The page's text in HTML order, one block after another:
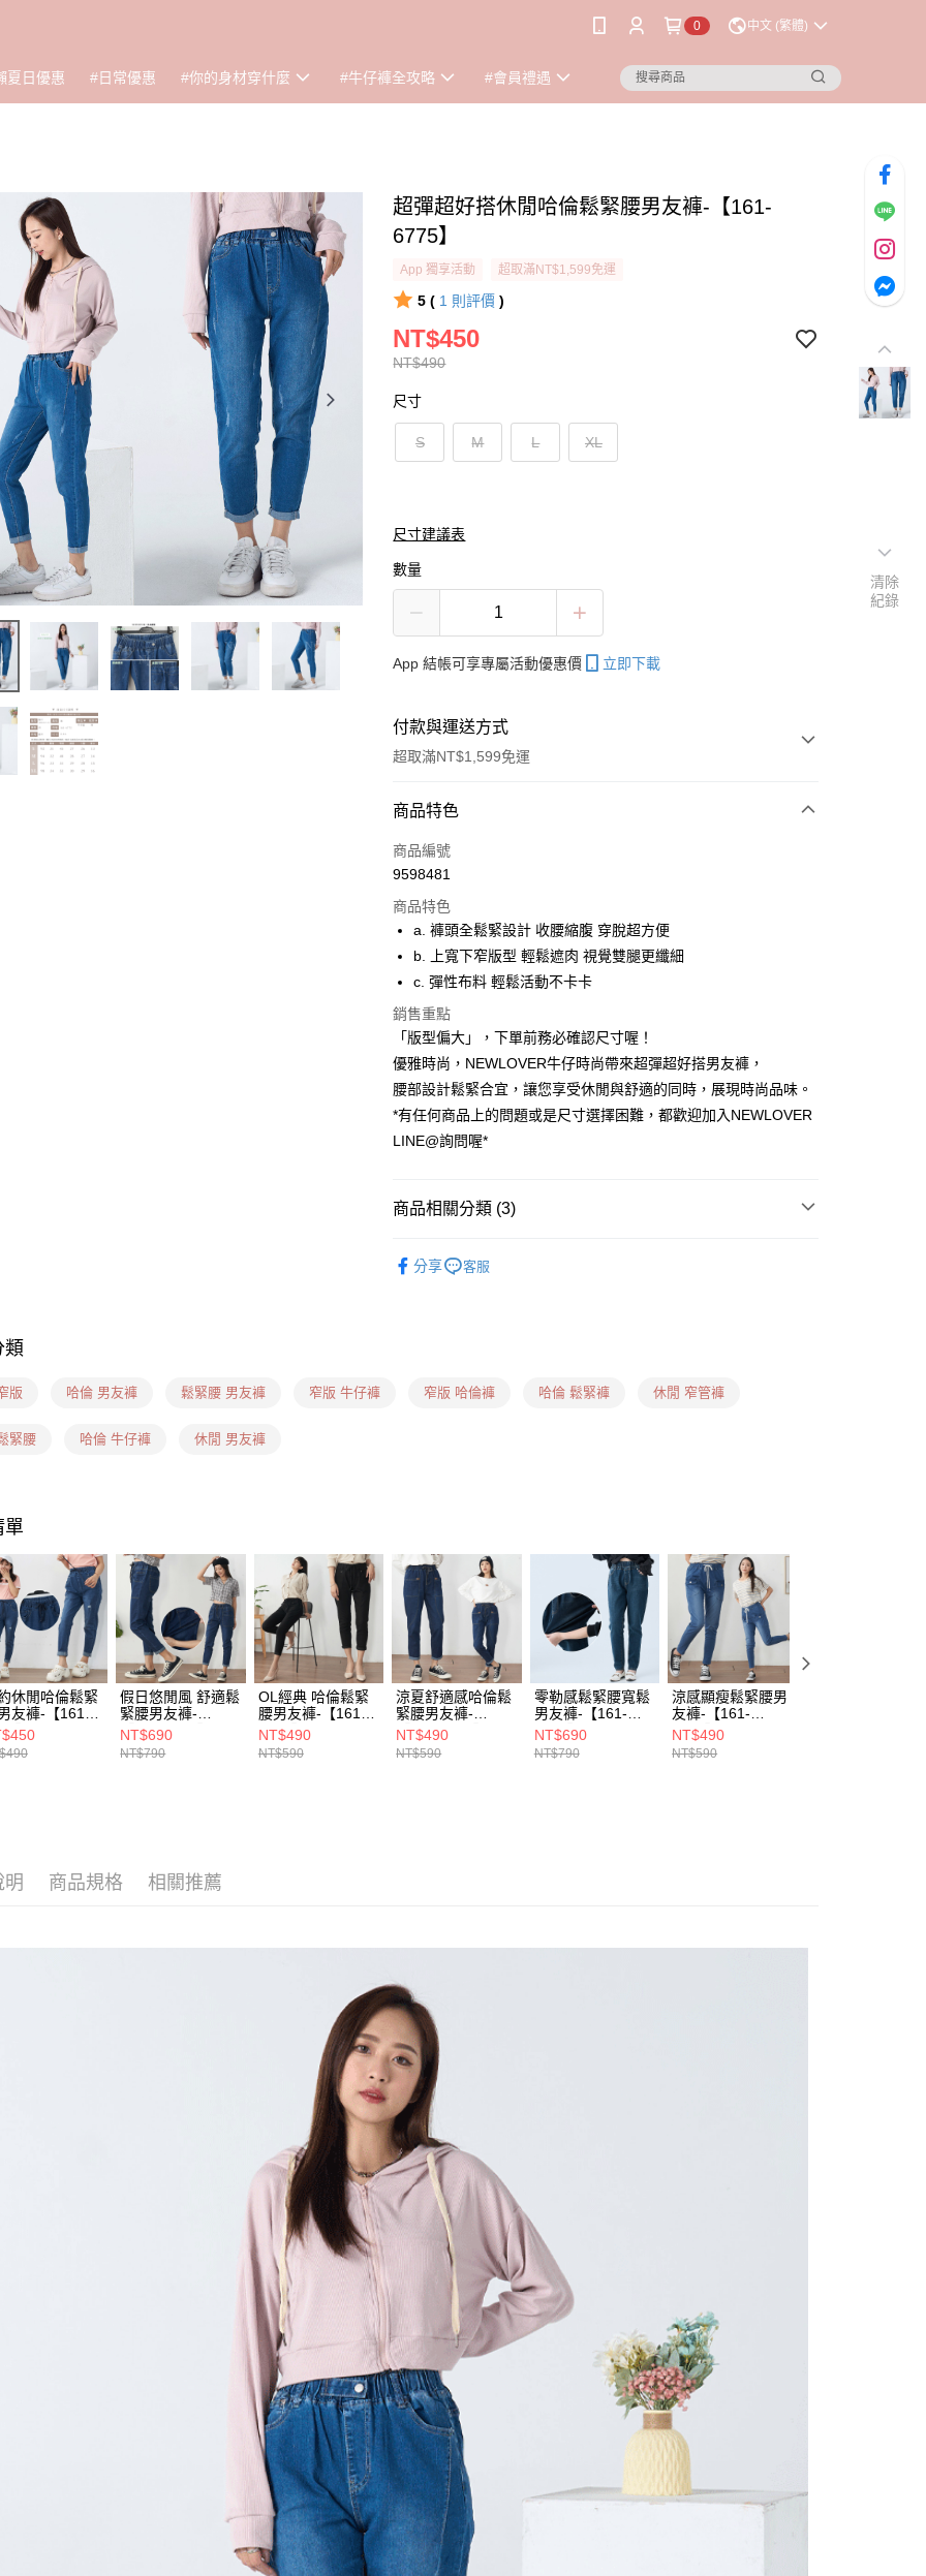
0 中文 (繁體)
夏日優惠 #日常優惠 #你的身材穿什麼 #牛仔褲全攻略 #會員禮遇
超彈超好搭休閒哈倫鬆緊腰男友褲-【161-
6775】
App 獨享活動 超取滿NT$1,599免運
5 ( 1 則評價 )
NT$490
NT$450
尺寸
S M L XL
尺寸建議表
數量
App 結帳可享專屬活動優惠價 立即下載
付款與運送方式
超取滿NT$1,599免運
付款方式
信用卡一次付款
LINE Pay
ATM付款
運送方式
貨到付款
每筆NT$60，滿NT$1,599(含以上)免運費
每筆NT$60，滿NT$1,599(含以上)免運費
每筆NT$60，滿NT$1,599(含以上)免運費
每筆NT$100，滿NT$1,899(含以上)免運費
商品特色
商品編號
9598481
商品特色
a. 褲頭全鬆緊設計 收腰縮腹 穿脫超方便
b. 上寬下窄版型 輕鬆遮肉 視覺雙腿更纖細
c. 彈性布料 輕鬆活動不卡卡
銷售重點
「版型偏大」，下單前務必確認尺寸喔！
優雅時尚，NEWLOVER牛仔時尚帶來超彈超好搭男友褲，
腰部設計鬆緊合宜，讓您享受休閒與舒適的同時，展現時尚品味。
*有任何商品上的問題或是尺寸選擇困難，都歡迎加入NEWLOVER
LINE@詢問喔*
商品相關分類 (3)
分享 客服
類
版 哈倫 男友褲 鬆緊腰 男友褲 窄版 牛仔褲 窄版 哈倫褲 哈倫 鬆緊褲 休閒 窄管褲
緊腰 哈倫 牛仔褲 休閒 男友褲
單
休閒哈倫鬆緊
友褲-【161-
】
假日悠閒風 舒適鬆
緊腰男友褲-
【161-6841】
NT$690
NT$790
OL經典 哈倫鬆緊
腰男友褲-【161-
9367】
NT$490
NT$590
涼夏舒適感哈倫鬆
緊腰男友褲-
【161-6689】
NT$490
NT$590
零勒感鬆緊腰寬鬆
男友褲-【161-
6967】
NT$690
NT$790
涼感顯瘦鬆緊腰男
友褲-【161-
6846】
NT$490
NT$590
明 商品規格 相關推薦
清除
紀錄